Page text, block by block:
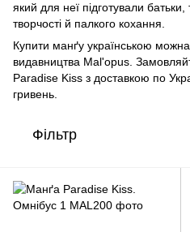
який для неї підготували
творчості й палкого кохання.
Купити манґу українською
видавництва Mal'opus.
Paradise Kiss з доставкою по
гривень.
Фільтр